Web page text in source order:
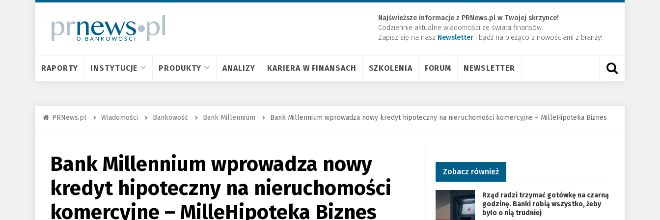
Najświeższe informacje z PRNews.pl w Twojej skrzynce!
Codziennie aktualne wiadomości ze świata finansów.
Zapisz się na nasz Newsletter ​i bądź na bieżąco z nowościami z branży!
RAPORTY INSTYTUCJE PRODUKTY ANALIZY KARIERA W FINANSACH SZKOLENIA FORUM NEWSLETTER
PRNews.pl Wiadomości Bankowość Bank Millennium Bank Millennium wprowadza nowy kredyt hipoteczny na nieruchomości komercyjne – MilleHipoteka Biznes
Bank Millennium wprowadza nowy
kredyt hipoteczny na nieruchomości
komercyjne – MilleHipoteka Biznes
Zobacz również
Rząd radzi trzymać gotówkę na czarną
godzinę. Banki robią wszystko, żeby
było o nią trudniej